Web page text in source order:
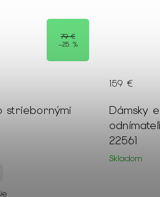
79 €
–25 %
striebornými
Dámsky
22561
Skladom
159 €